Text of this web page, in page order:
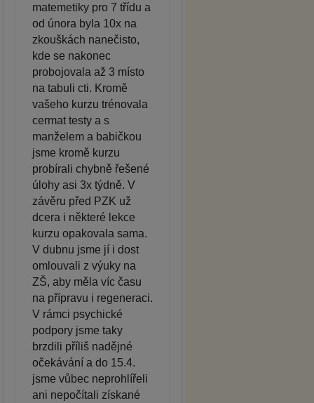
matemetiky pro 7 třídu a
od února byla 10x na
zkouškách nanečisto,
kde se nakonec
probojovala až 3 místo
na tabuli cti. Kromě
vašeho kurzu trénovala
cermat testy a s
manželem a babičkou
jsme kromě kurzu
probírali chybně řešené
úlohy asi 3x týdně. V
závěru před PZK už
dcera i některé lekce
kurzu opakovala sama.
V dubnu jsme jí i dost
omlouvali z výuky na
ZŠ, aby měla víc času
na přípravu i regeneraci.
V rámci psychické
podpory jsme taky
brzdili příliš nadějné
očekávání a do 15.4.
jsme vůbec neprohlířeli
ani nepočítali získané